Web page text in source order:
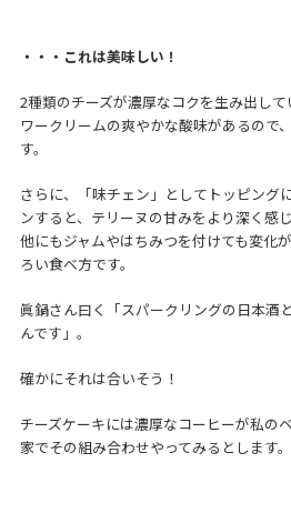
・・・これは美味しい！
2種類のチーズが濃厚なコクを生み出し
ワークリームの爽やかな酸味があるので
す。
さらに、「味チェン」としてトッピング
ンすると、テリーヌの甘みをより深く感
他にもジャムやはちみつを付けても変化
ろい食べ方です。
眞鍋さん曰く「スパークリングの日本酒
んです」。
確かにそれは合いそう！
チーズケーキには濃厚なコーヒーが私の
家でその組み合わせやってみるとします。